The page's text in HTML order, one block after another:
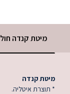
מיטת קנדה חול
מיטת קנדה
* תוצרת איטליה.